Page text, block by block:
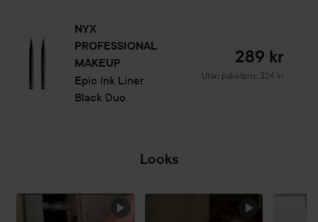
NYX
PROFESSIONAL
MAKEUP
Epic Ink Liner
Black Duo
289 kr
Utan paketpris: 324 kr
Looks
HOPPA ÖVER SEKTIONEN